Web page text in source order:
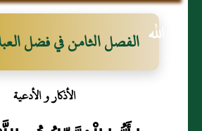
الله الفصل الثامن في فضل
الأذكار و الأدعية